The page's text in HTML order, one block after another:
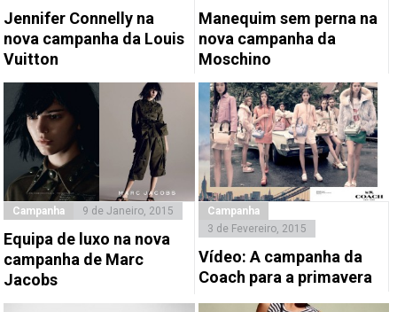
Jennifer Connelly na
nova campanha da Louis
Vuitton
Manequim sem perna na
nova campanha da
Moschino
Campanha 9 de Janeiro, 2015
Equipa de luxo na nova
campanha de Marc
Jacobs
Campanha
3 de Fevereiro, 2015
Vídeo: A campanha da
Coach para a primavera